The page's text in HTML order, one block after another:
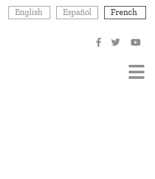
English Español French